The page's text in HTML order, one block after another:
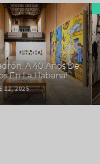
A 40 Años De
En La Habana!
22, 2025